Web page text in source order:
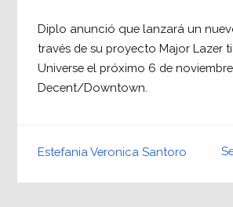
Diplo anunció que lanzará un
través de su proyecto Major Lazer
Universe el próximo 6 de
Decent/Downtown.
Estefania Veronica Santoro